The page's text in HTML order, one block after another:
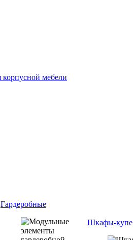
Гардеробные
Шкафы-купе